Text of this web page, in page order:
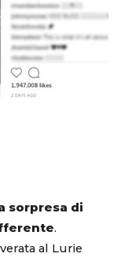
sorpresa di
.
al Lurie